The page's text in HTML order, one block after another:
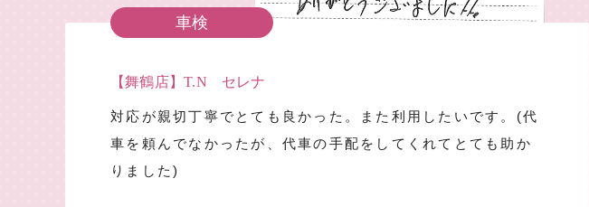
車検
【舞鶴店】T.N セレナ
対応が親切丁寧でとても良かった。また利用したいです。(代
車を頼んでなかったが、代車の手配をしてくれてとても助か
りました)